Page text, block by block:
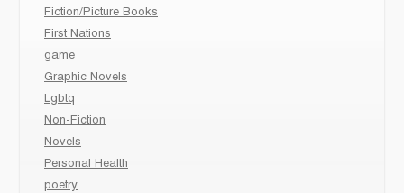
Fiction/Picture Books
First Nations
game
Graphic Novels
Lgbtq
Non-Fiction
Novels
Personal Health
poetry